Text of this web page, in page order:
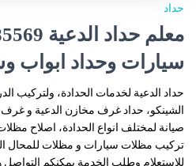
حداد
سيارات وحداد ابواب
حداد الدعية لخدمات الحدادة، ولتركيب
الشينكو، حداد غرف مخازن الدعية و
صيانة لمختلف انواع الحدادة، اصلاح
تركيب مظلات سيارات و مظلات للمحال
للاستعلام وطلب الخدمة يمكنكم التواصل